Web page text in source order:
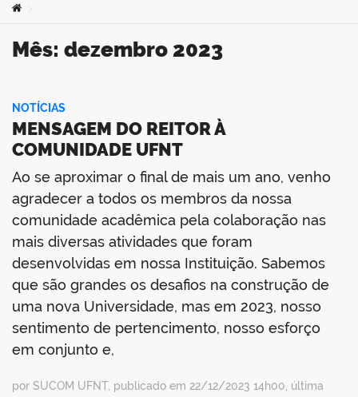
Você está aqui:
Mês: dezembro 2023
NOTÍCIAS
MENSAGEM DO REITOR À
COMUNIDADE UFNT
Ao se aproximar o final de mais um ano, venho
agradecer a todos os membros da nossa
comunidade acadêmica pela colaboração nas
mais diversas atividades que foram
desenvolvidas em nossa Instituição. Sabemos
que são grandes os desafios na construção de
uma nova Universidade, mas em 2023, nosso
sentimento de pertencimento, nosso esforço
em conjunto e,
por SUCOM UFNT, publicado em 22/12/2023 14h00, última